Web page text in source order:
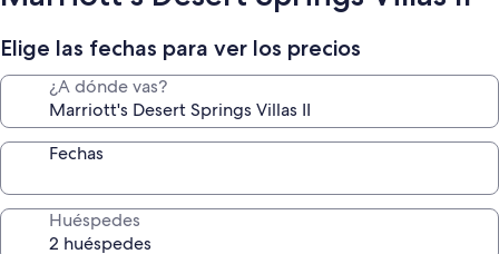
Elige las fechas para ver los precios
¿A dónde vas?
Fechas
Huéspedes